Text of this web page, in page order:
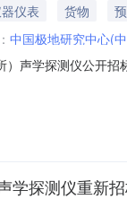
仪表 货物
中国极地研究中心(
声学探测仪公开
高限价（如有）
学探测仪重新